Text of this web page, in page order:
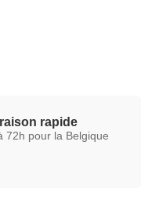
rapide
72h pour la Belgique